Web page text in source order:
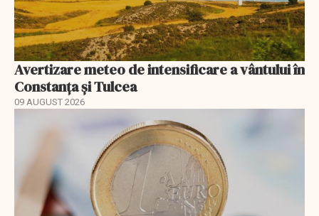
Avertizare meteo de intensificare a vântului în
Constanța și Tulcea
09 AUGUST 2026